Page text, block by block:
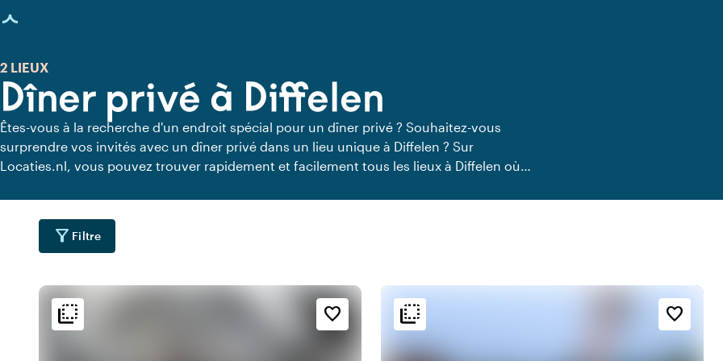
chargée
Dîner privé à Diffelen
2 LIEUX
Êtes-vous à la recherche d'un endroit spécial pour un dîner privé ? Souhaitez-vous
surprendre vos invités avec un dîner privé dans un lieu unique à Diffelen ? Sur
Locaties.nl, vous pouvez trouver rapidement et facilement tous les lieux à Diffelen où
pour un délicieux dîner privé.
filter_alt Filtre
flip_to_back favorite_border
flip_to_back Ambiance
style
flip_to_back favorite_border
flip_to_back Ambiance
info
Vintage
Accessibilité et emplacement
forest